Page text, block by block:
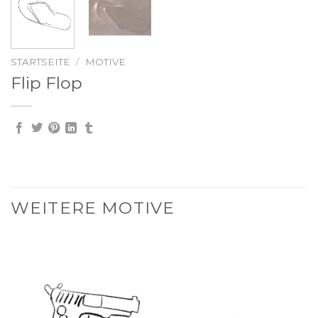
STARTSEITE / MOTIVE
Flip Flop
WEITERE MOTIVE